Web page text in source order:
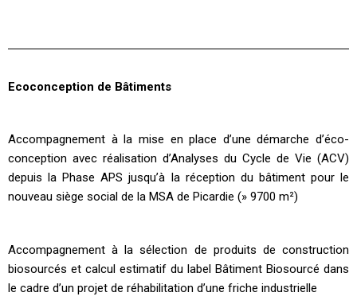
Ecoconception de Bâtiments
Accompagnement à la mise en place d’une démarche d’éco-
conception avec réalisation d’Analyses du Cycle de Vie (ACV)
depuis la Phase APS jusqu’à la réception du bâtiment pour le
nouveau siège social de la MSA de Picardie (» 9700 m²)
Accompagnement à la sélection de produits de construction
biosourcés et calcul estimatif du label Bâtiment Biosourcé dans
le cadre d’un projet de réhabilitation d’une friche industrielle